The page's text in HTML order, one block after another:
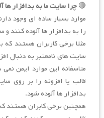
🔴چرا سایت ما به بدافزار ها
موارد بسیار ساده ای وجود
را به بدافزار ها آلوده
مثلا برخی کاربران هستند
سایت های نامعتبر به دنبال
متاسفانه این موارد ایمن
قالب یا افزونه را بر روی
بدافزار ها آلوده شود.
همچنین برخی کابران هستند